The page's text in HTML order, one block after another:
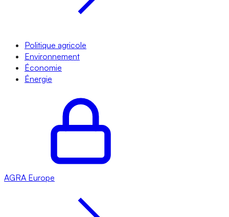
Politique agricole
Environnement
Économie
Énergie
AGRA Europe